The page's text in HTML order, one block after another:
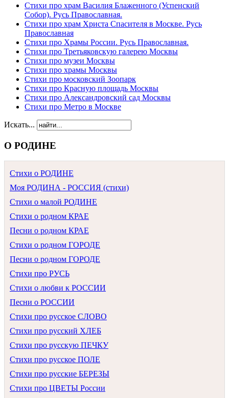
Стихи про храм Василия Блаженного (Успенский
Собор). Русь Православная.
Стихи про храм Христа Спасителя в Москве. Русь
Православная
Стихи про Храмы России. Русь Православная.
Стихи про Третьяковскую галерею Москвы
Стихи про музеи Москвы
Стихи про храмы Москвы
Стихи про московский Зоопарк
Стихи про Красную площадь Москвы
Стихи про Александровский сад Москвы
Стихи про Метро в Москве
Искать...
О РОДИНЕ
Стихи о РОДИНЕ
Моя РОДИНА - РОССИЯ (стихи)
Стихи о малой РОДИНЕ
Стихи о родном КРАЕ
Песни о родном КРАЕ
Стихи о родном ГОРОДЕ
Песни о родном ГОРОДЕ
Стихи про РУСЬ
Стихи о любви к РОССИИ
Песни о РОССИИ
Стихи про русское СЛОВО
Стихи про русский ХЛЕБ
Стихи про русскую ПЕЧКУ
Стихи про русское ПОЛЕ
Стихи про русские БЕРЕЗЫ
Стихи про ЦВЕТЫ России